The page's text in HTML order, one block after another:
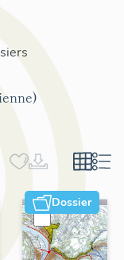
Dossier